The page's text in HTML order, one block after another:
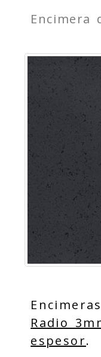
Encimera
Radio
espesor.